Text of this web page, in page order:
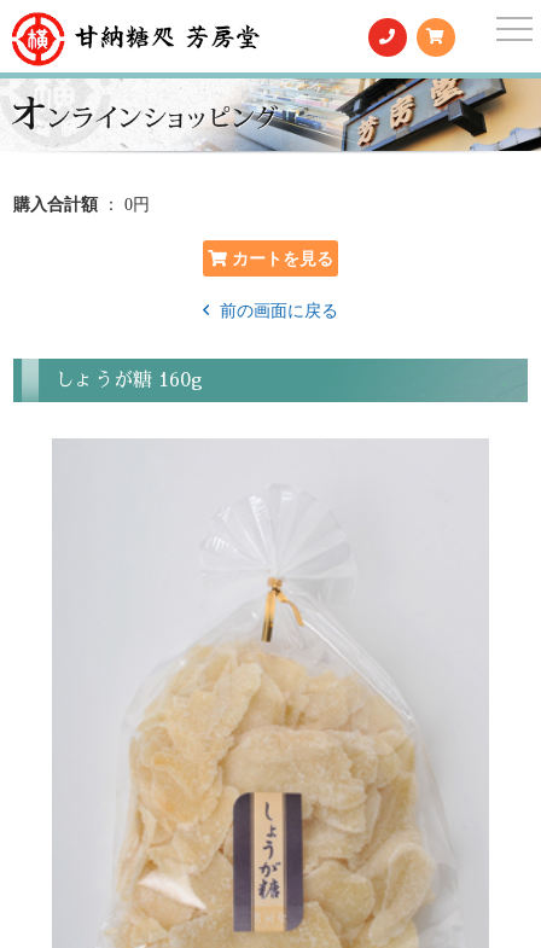
購入合計額 ： 0円
前の画面に戻る
しょうが糖 160g